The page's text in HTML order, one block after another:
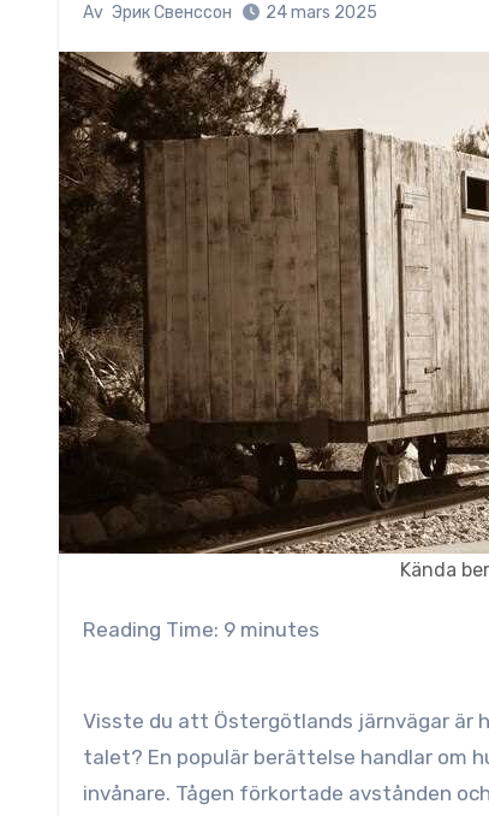
Av Эрик Свенссон 24 mars 2025
Kända
Reading Time: 9 minutes
Visste du att Östergötlands järnvägar är
talet? En populär berättelse handlar om
invånare. Tågen förkortade avstånden